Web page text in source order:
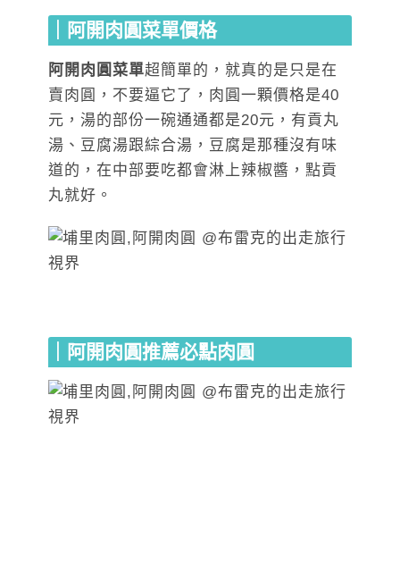
｜阿開肉圓菜單價格
阿開肉圓菜單超簡單的，就真的是只是在
賣肉圓，不要逼它了，肉圓一顆價格是40
元，湯的部份一碗通通都是20元，有貢丸
湯、豆腐湯跟綜合湯，豆腐是那種沒有味
道的，在中部要吃都會淋上辣椒醬，點貢
丸就好。
｜阿開肉圓推薦必點肉圓